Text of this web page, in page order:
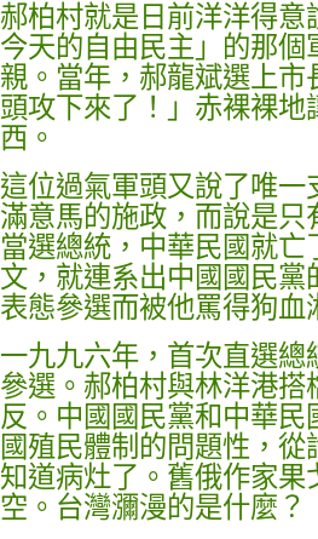
郝柏村就是日前洋洋得
今天的自由民主」的那
親。當年，郝龍斌選上
頭攻下來了！」赤裸裸
西。
這位過氣軍頭又說了唯
滿意馬的施政，而說是
當選總統，中華民國就
文，就連系出中國國民
表態參選而被他罵得狗血
一九九六年，首次直選
參選。郝柏村與林洋港
反。中國國民黨和中華
國殖民體制的問題性，
知道病灶了。舊俄作家
空。台灣瀰漫的是什麼？